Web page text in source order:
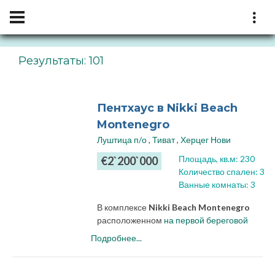
Результаты: 101
Пентхаус в Nikki Beach
Montenegro
Луштица п/о,Тиват,Херцег Нови
€2`200`000
Площадь, кв.м: 230
Количество спален: 3
Ванные комнаты: 3
В комплексе Nikki Beach Montenegro
расположенном на первой береговой
линии
к продаже роскошный пентхаус с тремя
спальнями и просторной панорамной
Подробнее...